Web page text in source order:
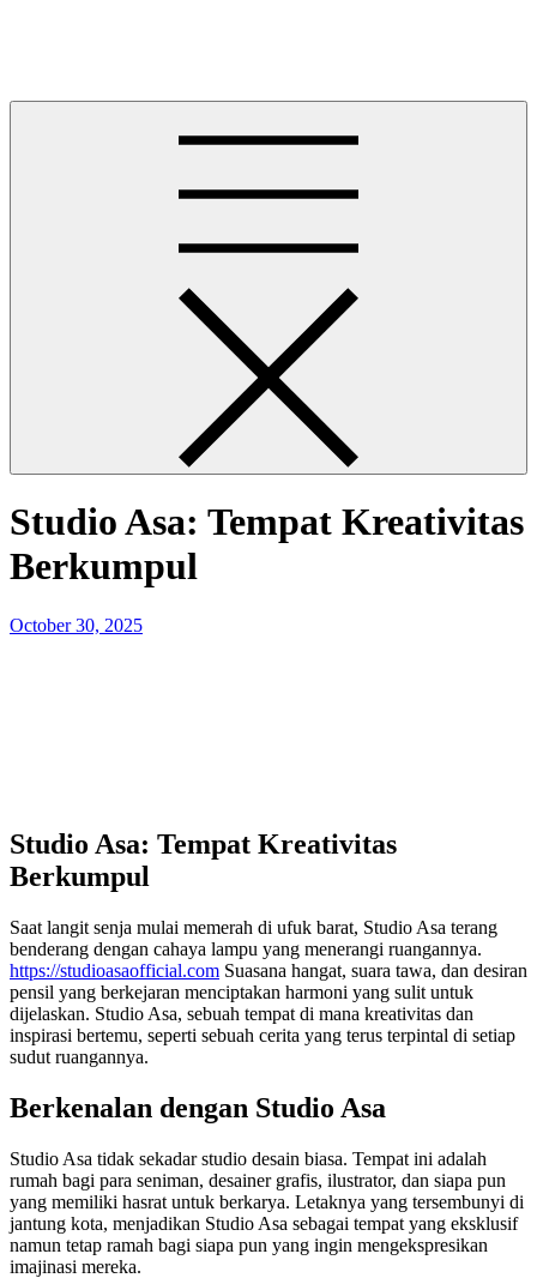
Studio Asa: Tempat Kreativitas
Berkumpul
Posted
October 30, 2025
Studio Asa: Tempat Kreativitas
Berkumpul
Saat langit senja mulai memerah di ufuk barat, Studio Asa terang
benderang dengan cahaya lampu yang menerangi ruangannya.
https://studioasaofficial.com Suasana hangat, suara tawa, dan desiran
pensil yang berkejaran menciptakan harmoni yang sulit untuk
dijelaskan. Studio Asa, sebuah tempat di mana kreativitas dan
inspirasi bertemu, seperti sebuah cerita yang terus terpintal di setiap
sudut ruangannya.
Berkenalan dengan Studio Asa
Studio Asa tidak sekadar studio desain biasa. Tempat ini adalah
rumah bagi para seniman, desainer grafis, ilustrator, dan siapa pun
yang memiliki hasrat untuk berkarya. Letaknya yang tersembunyi di
jantung kota, menjadikan Studio Asa sebagai tempat yang eksklusif
namun tetap ramah bagi siapa pun yang ingin mengekspresikan
imajinasi mereka.